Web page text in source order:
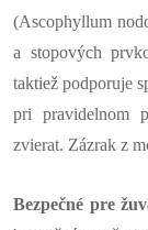
(Ascophyllum
a stopových
taktiež podporuje
pri pravidelnom
zvierat. Zázrak z
Bezpečné pre